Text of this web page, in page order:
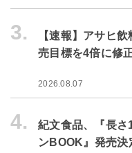
3.
【速報】アサヒ
売目標を4倍に修
2026.08.07
4.
紀文食品、『長さ
ンBOOK』発売決